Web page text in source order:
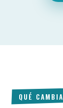
QUÉ CAMBIA